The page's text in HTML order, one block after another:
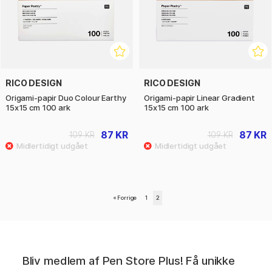
RICO DESIGN
Origami-papir Duo Colour Earthy
15x15 cm 100 ark
87 KR
109 KR
RICO DESIGN
Origami-papir Linear Gradient
15x15 cm 100 ark
87 KR
109 KR
« Forrige 1 2
Bliv medlem af Pen Store Plus! Få unikke